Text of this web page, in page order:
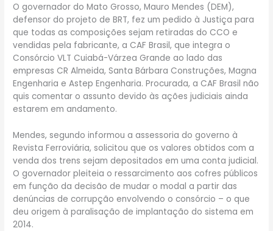
O governador do Mato Grosso, Mauro Mendes (DEM),
defensor do projeto de BRT, fez um pedido à Justiça para
que todas as composições sejam retiradas do CCO e
vendidas pela fabricante, a CAF Brasil, que integra o
Consórcio VLT Cuiabá-Várzea Grande ao lado das
empresas CR Almeida, Santa Bárbara Construções, Magna
Engenharia e Astep Engenharia. Procurada, a CAF Brasil não
quis comentar o assunto devido às ações judiciais ainda
estarem em andamento.
Mendes, segundo informou a assessoria do governo à
Revista Ferroviária, solicitou que os valores obtidos com a
venda dos trens sejam depositados em uma conta judicial.
O governador pleiteia o ressarcimento aos cofres públicos
em função da decisão de mudar o modal a partir das
denúncias de corrupção envolvendo o consórcio – o que
deu origem à paralisação de implantação do sistema em
2014.